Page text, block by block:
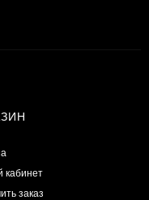
кабинет
заказ